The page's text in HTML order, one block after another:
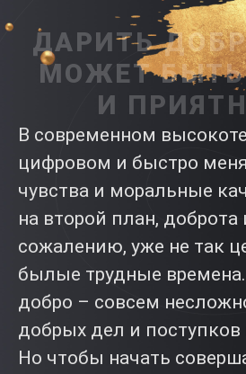
ДАРИТЬ
МОЖЕТ
И
В современном
цифровом и быстро
чувства и моральные
на второй план,
сожалению, уже не так
былые трудные
добро – совсем
добрых дел и
Но чтобы начать